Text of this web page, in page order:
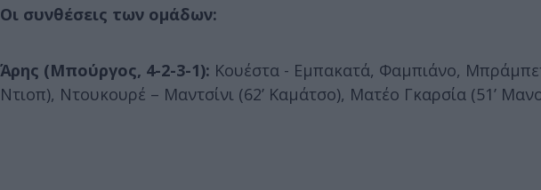
Οι συνθέσεις των ομάδων:
Άρης (Μπούργος, 4-2-3-1): Κουέστα - Εμπακατά, Φαμπιάνο,
Ντιοπ), Ντουκουρέ – Μαντσίνι (62’ Καμάτσο), Ματέο Γκαρσία (51’